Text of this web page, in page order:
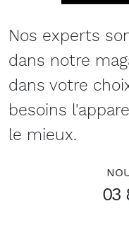
Nos experts
dans notre
dans votre
besoins
le mieux.
03